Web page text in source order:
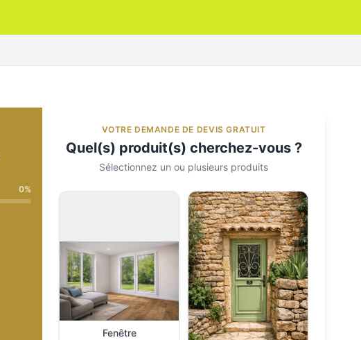
0%
VOTRE DEMANDE DE DEVIS GRATUIT
Quel(s) produit(s) cherchez-vous ?
Sélectionnez un ou plusieurs produits
Fenêtre